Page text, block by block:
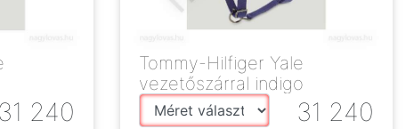
31 240
Tommy-Hilfiger Yale
vezetőszárral indigo
31 240